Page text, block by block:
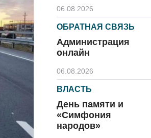
06.08.2026
ОБРАТНАЯ СВЯЗЬ
Администрация
онлайн
06.08.2026
ВЛАСТЬ
День памяти и
«Симфония
народов»